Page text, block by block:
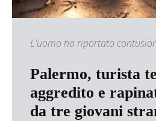
L'uomo ha riportato
Palermo, turista
aggredito e
da tre giovani